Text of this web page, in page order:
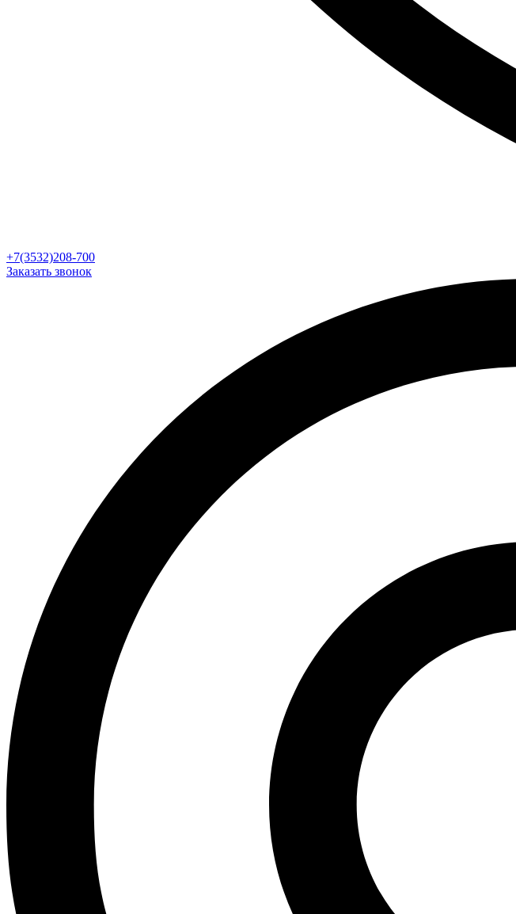
+7(3532)208-700
Заказать звонок